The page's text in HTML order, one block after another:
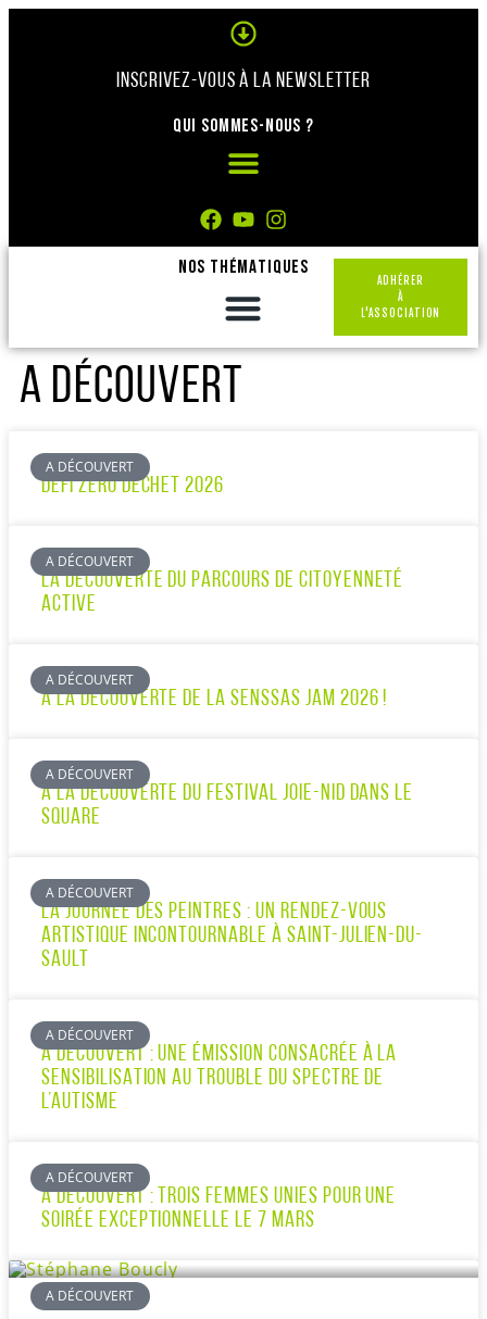
Panneau de gestion des cookies
INSCRIVEZ-VOUS À LA NEWSLETTER
QUI SOMMES-NOUS ?
NOS THÉMATIQUES
ADHÉRER
À
L'ASSOCIATION
A DÉCOUVERT
A DÉCOUVERT
DÉFI ZÉRO DÉCHET 2026
A DÉCOUVERT
LA DÉCOUVERTE DU PARCOURS DE CITOYENNETÉ
ACTIVE
A DÉCOUVERT
À LA DÉCOUVERTE DE LA SENSSAS JAM 2026 !
A DÉCOUVERT
À LA DÉCOUVERTE DU FESTIVAL JOIE-NID DANS LE
SQUARE
A DÉCOUVERT
LA JOURNÉE DES PEINTRES : UN RENDEZ-VOUS
ARTISTIQUE INCONTOURNABLE À SAINT-JULIEN-DU-
SAULT
A DÉCOUVERT
À DÉCOUVERT : UNE ÉMISSION CONSACRÉE À LA
SENSIBILISATION AU TROUBLE DU SPECTRE DE
L’AUTISME
A DÉCOUVERT
À DÉCOUVERT : TROIS FEMMES UNIES POUR UNE
SOIRÉE EXCEPTIONNELLE LE 7 MARS
A DÉCOUVERT